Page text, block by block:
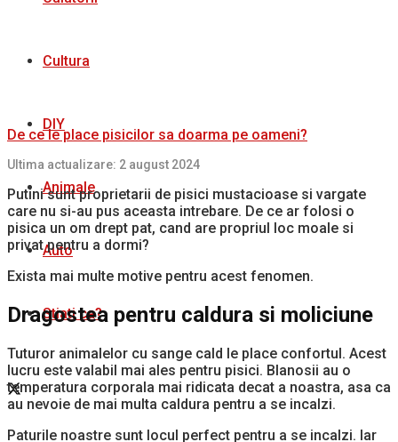
Cultura
DIY
Animale
Auto
Stiati ca?
De ce le place pisicilor sa doarma pe oameni?
Ultima actualizare: 2 august 2024
Putini sunt proprietarii de pisici mustacioase si vargate
care nu si-au pus aceasta intrebare. De ce ar folosi o
pisica un om drept pat, cand are propriul loc moale si
privat pentru a dormi?
Exista mai multe motive pentru acest fenomen.
Dragostea pentru caldura si moliciune
Tuturor animalelor cu sange cald le place confortul. Acest
lucru este valabil mai ales pentru pisici. Blanosii au o
temperatura corporala mai ridicata decat a noastra, asa ca
au nevoie de mai multa caldura pentru a se incalzi.
Paturile noastre sunt locul perfect pentru a se incalzi. Iar